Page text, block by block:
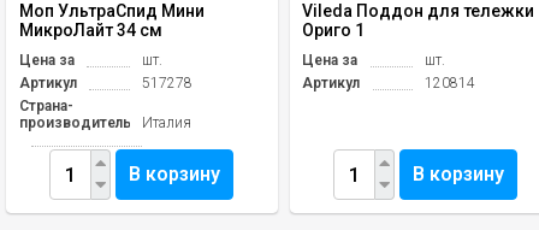
Моп УльтраСпид Мини
МикроЛайт 34 см
Цена за
шт.
Артикул
517278
Страна-
производитель
Италия
В корзину
Vileda Поддон для тележки
Ориго 1
Цена за
шт.
Артикул
120814
В корзину